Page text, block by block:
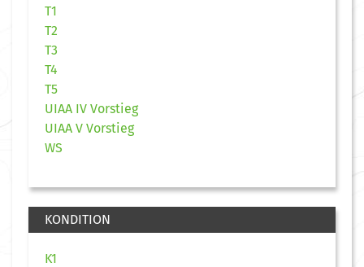
T1
T2
T3
T4
T5
UIAA IV Vorstieg
UIAA V Vorstieg
WS
KONDITION
K1